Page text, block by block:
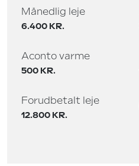
Månedlig leje
6.400 KR.
Aconto varme
500 KR.
Forudbetalt leje
12.800 KR.